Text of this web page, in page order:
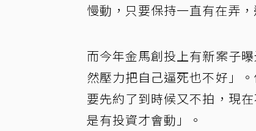
慢動，只要保持一直有在弄，
而今年金馬創投上有新案子
然壓力把自己逼死也不好」
要先約了到時候又不拍，現
是有投資才會動」。